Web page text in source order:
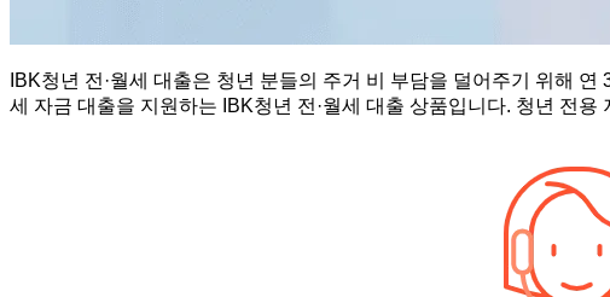
IBK청년 전·월세 대출은 청년 분들의 주거 비 부담을 덜어주기 위해
세 자금 대출을 지원하는 IBK청년 전·월세 대출 상품입니다. 청년 전